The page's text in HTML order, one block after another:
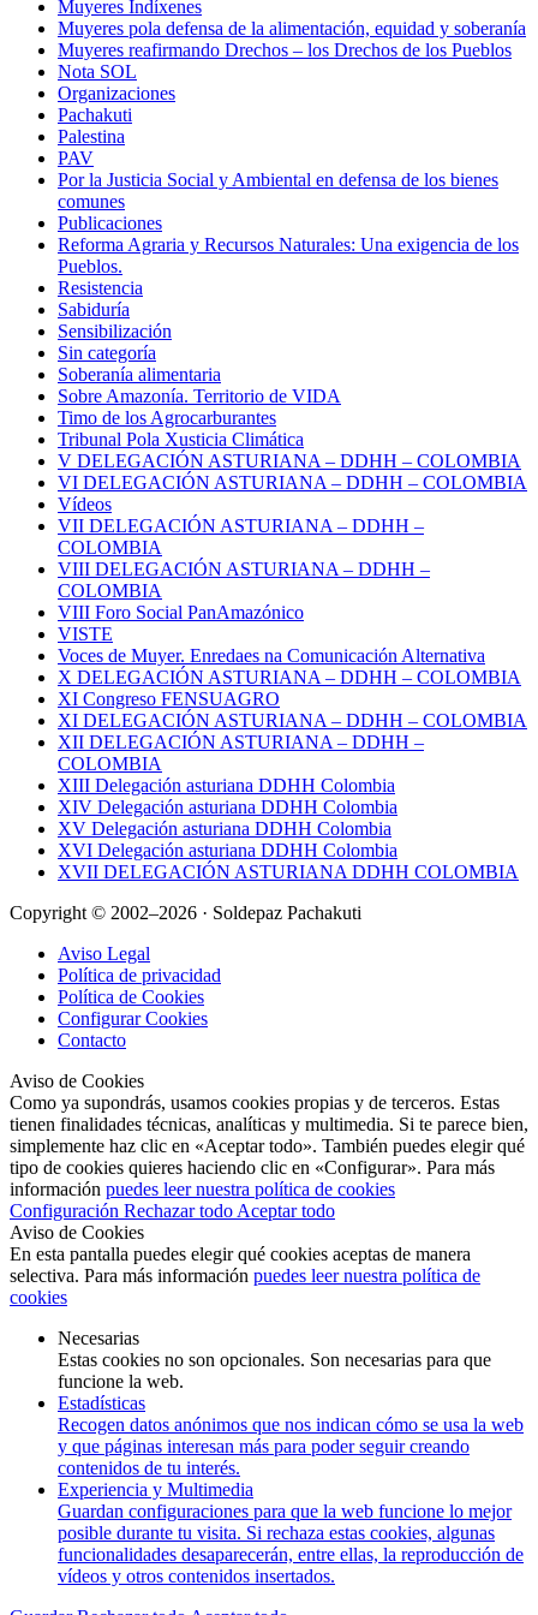
Muyeres Indíxenes
Muyeres pola defensa de la alimentación, equidad y soberanía
Muyeres reafirmando Drechos – los Drechos de los Pueblos
Nota SOL
Organizaciones
Pachakuti
Palestina
PAV
Por la Justicia Social y Ambiental en defensa de los bienes
comunes
Publicaciones
Reforma Agraria y Recursos Naturales: Una exigencia de los
Pueblos.
Resistencia
Sabiduría
Sensibilización
Sin categoría
Soberanía alimentaria
Sobre Amazonía. Territorio de VIDA
Timo de los Agrocarburantes
Tribunal Pola Xusticia Climática
V DELEGACIÓN ASTURIANA – DDHH – COLOMBIA
VI DELEGACIÓN ASTURIANA – DDHH – COLOMBIA
Vídeos
VII DELEGACIÓN ASTURIANA – DDHH –
COLOMBIA
VIII DELEGACIÓN ASTURIANA – DDHH –
COLOMBIA
VIII Foro Social PanAmazónico
VISTE
Voces de Muyer. Enredaes na Comunicación Alternativa
X DELEGACIÓN ASTURIANA – DDHH – COLOMBIA
XI Congreso FENSUAGRO
XI DELEGACIÓN ASTURIANA – DDHH – COLOMBIA
XII DELEGACIÓN ASTURIANA – DDHH –
COLOMBIA
XIII Delegación asturiana DDHH Colombia
XIV Delegación asturiana DDHH Colombia
XV Delegación asturiana DDHH Colombia
XVI Delegación asturiana DDHH Colombia
XVII DELEGACIÓN ASTURIANA DDHH COLOMBIA
Copyright © 2002–2026 · Soldepaz Pachakuti
Aviso Legal
Política de privacidad
Política de Cookies
Configurar Cookies
Contacto
Aviso de Cookies
Como ya supondrás, usamos cookies propias y de terceros. Estas
tienen finalidades técnicas, analíticas y multimedia. Si te parece bien,
simplemente haz clic en «Aceptar todo». También puedes elegir qué
tipo de cookies quieres haciendo clic en «Configurar». Para más
información puedes leer nuestra política de cookies
Configuración Rechazar todo Aceptar todo
Aviso de Cookies
En esta pantalla puedes elegir qué cookies aceptas de manera
selectiva. Para más información puedes leer nuestra política de
cookies
Necesarias
Estas cookies no son opcionales. Son necesarias para que
funcione la web.
Estadísticas
Recogen datos anónimos que nos indican cómo se usa la web
y que páginas interesan más para poder seguir creando
contenidos de tu interés.
Experiencia y Multimedia
Guardan configuraciones para que la web funcione lo mejor
posible durante tu visita. Si rechaza estas cookies, algunas
funcionalidades desaparecerán, entre ellas, la reproducción de
vídeos y otros contenidos insertados.